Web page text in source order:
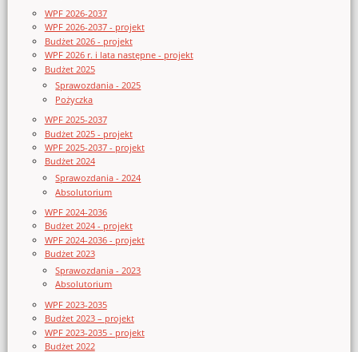
WPF 2026-2037
WPF 2026-2037 - projekt
Budżet 2026 - projekt
WPF 2026 r. i lata następne - projekt
Budżet 2025
Sprawozdania - 2025
Pożyczka
WPF 2025-2037
Budżet 2025 - projekt
WPF 2025-2037 - projekt
Budżet 2024
Sprawozdania - 2024
Absolutorium
WPF 2024-2036
Budżet 2024 - projekt
WPF 2024-2036 - projekt
Budżet 2023
Sprawozdania - 2023
Absolutorium
WPF 2023-2035
Budżet 2023 – projekt
WPF 2023-2035 - projekt
Budżet 2022